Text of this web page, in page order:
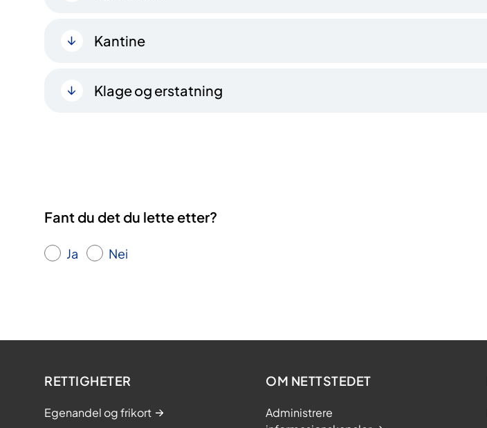
Kantine
Klage og erstatning
Fant du det du lette etter?
Ja Nei
RETTIGHETER
Egenandel og frikort
OM NETTSTEDET
Administrere